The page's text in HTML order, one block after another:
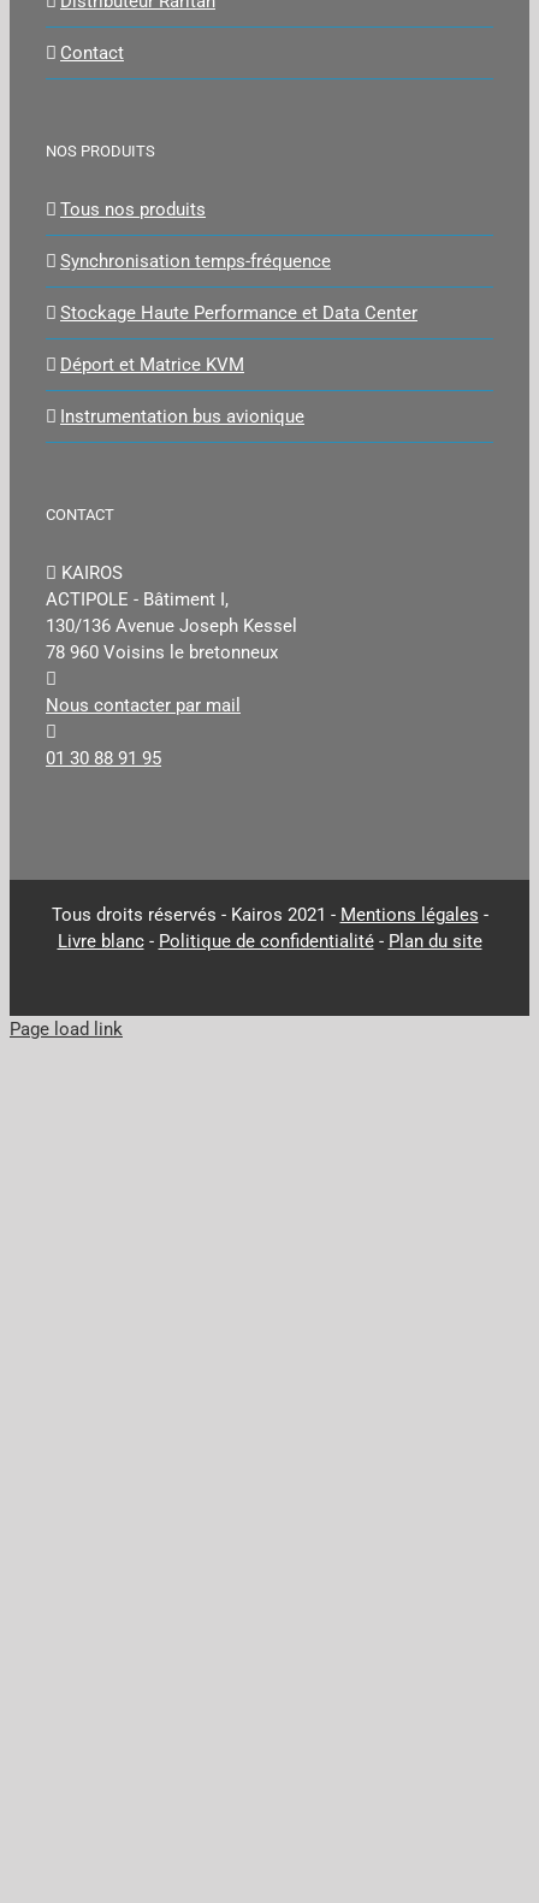
Contact
NOS PRODUITS
Tous nos produits
Synchronisation temps-fréquence
Stockage Haute Performance et Data Center
Déport et Matrice KVM
Instrumentation bus avionique
CONTACT
KAIROS
ACTIPOLE - Bâtiment I,
130/136 Avenue Joseph Kessel
78 960 Voisins le bretonneux
Nous contacter par mail
01 30 88 91 95
Tous droits réservés - Kairos 2021 - Mentions légales -
Livre blanc- Politique de confidentialité- Plan du site
Page load link